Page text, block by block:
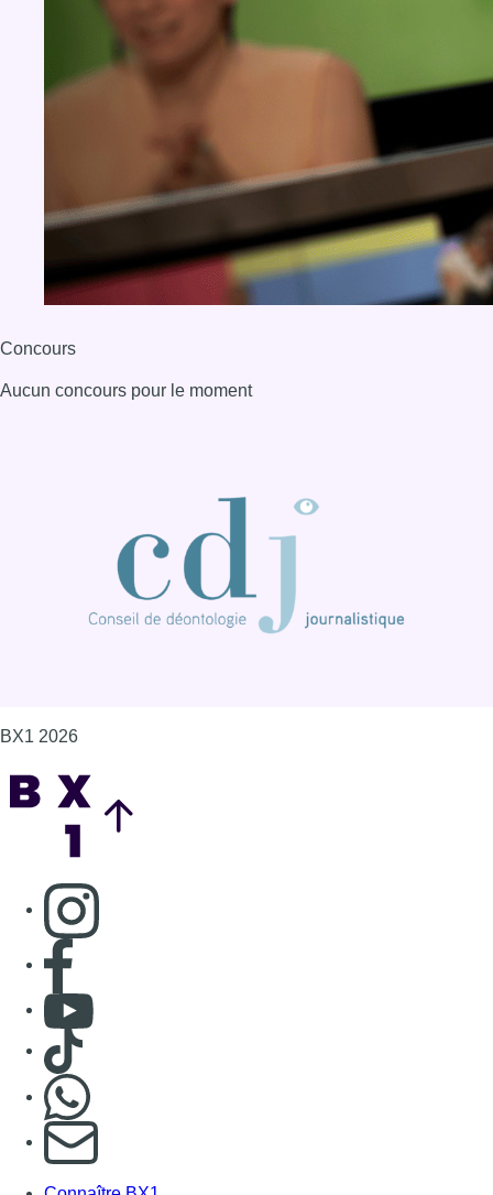
Concours
Aucun concours pour le moment
BX1 2026
Consulter page Instagram
Consulter page Facebook
Consulter Youtube
Consulter TikTok
S'abonner à notre newsletter